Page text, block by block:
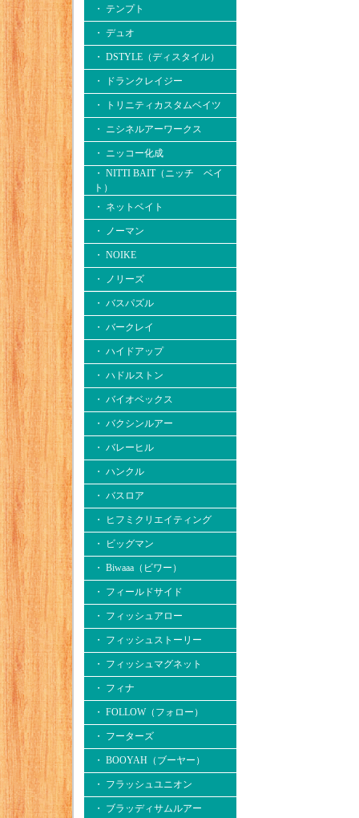
・ テンプト
・ デュオ
・ DSTYLE（ディスタイル）
・ ドランクレイジー
・ トリニティカスタムベイツ
・ ニシネルアーワークス
・ ニッコー化成
・ NITTI BAIT（ニッチ ベイ
ト）
・ ネットベイト
・ ノーマン
・ NOIKE
・ ノリーズ
・ バスパズル
・ バークレイ
・ ハイドアップ
・ ハドルストン
・ バイオベックス
・ バクシンルアー
・ バレーヒル
・ ハンクル
・ バスロア
・ ヒフミクリエイティング
・ ビッグマン
・ Biwaaa（ビワー）
・ フィールドサイド
・ フィッシュアロー
・ フィッシュストーリー
・ フィッシュマグネット
・ フィナ
・ FOLLOW（フォロー）
・ フーターズ
・ BOOYAH（ブーヤー）
・ フラッシュユニオン
・ ブラッディサムルアー